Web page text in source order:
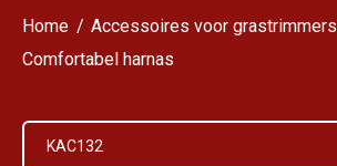
Home
Accessoires voor grastrimmers
Comfortabel harnas
KAC132